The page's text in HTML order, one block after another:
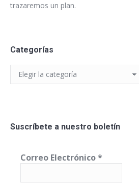
trazaremos un plan.
Categorías
Categorías
Suscríbete a nuestro boletín
Correo Electrónico*